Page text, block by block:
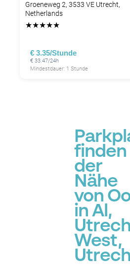
Groeneweg 2, 3533 VE Utrecht,
Netherlands
★★★★★
€ 3.35/Stunde
€ 33.47/24h
Mindestdauer: 1 Stunde
finden
der
Nähe
von
in Al,
West,